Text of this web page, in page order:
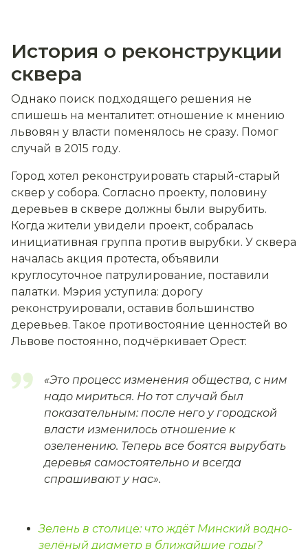
История о реконструкции
сквера
Однако поиск подходящего решения не
спишешь на менталитет: отношение к мнению
львовян у власти поменялось не сразу. Помог
случай в 2015 году.
Город хотел реконструировать старый-старый
сквер у собора. Согласно проекту, половину
деревьев в сквере должны были вырубить.
Когда жители увидели проект, собралась
инициативная группа против вырубки. У сквера
началась акция протеста, объявили
круглосуточное патрулирование, поставили
палатки. Мэрия уступила: дорогу
реконструировали, оставив большинство
деревьев. Такое противостояние ценностей во
Львове постоянно, подчёркивает Орест:
«Это процесс изменения общества, с ним
надо мириться. Но тот случай был
показательным: после него у городской
власти изменилось отношение к
озеленению. Теперь все боятся вырубать
деревья самостоятельно и всегда
спрашивают у нас».
Зелень в столице: что ждёт Минский водно-
зелёный диаметр в ближайшие годы?